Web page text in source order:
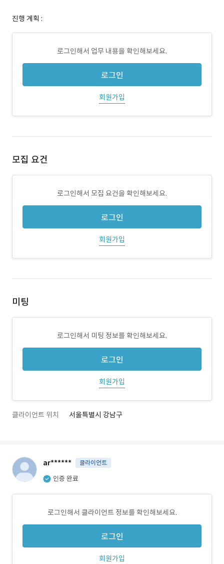
진행 계획 :
로그인해서 업무 내용을 확인해보세요.
로그인
회원가입
모집 요건
로그인해서 모집 요건을 확인해보세요.
로그인
회원가입
미팅
로그인해서 미팅 정보를 확인해보세요.
로그인
회원가입
클라이언트 위치 서울특별시 강남구
ar****** 클라이언트
인증 완료
로그인해서 클라이언트 정보를 확인해보세요.
로그인
회원가입